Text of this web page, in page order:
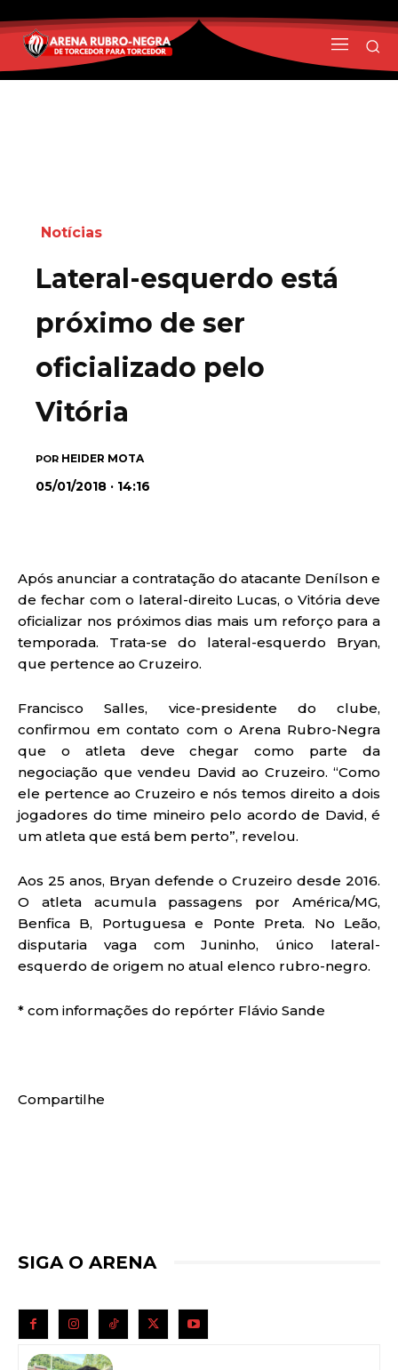
Notícias
Lateral-esquerdo está
próximo de ser
oficializado pelo
Vitória
POR HEIDER MOTA
05/01/2018 · 14:16
Após anunciar a contratação do atacante Denílson e
de fechar com o lateral-direito Lucas, o Vitória deve
oficializar nos próximos dias mais um reforço para a
temporada. Trata-se do lateral-esquerdo Bryan,
que pertence ao Cruzeiro.
Francisco Salles, vice-presidente do clube,
confirmou em contato com o Arena Rubro-Negra
que o atleta deve chegar como parte da
negociação que vendeu David ao Cruzeiro. “Como
ele pertence ao Cruzeiro e nós temos direito a dois
jogadores do time mineiro pelo acordo de David, é
um atleta que está bem perto”, revelou.
Aos 25 anos, Bryan defende o Cruzeiro desde 2016.
O atleta acumula passagens por América/MG,
Benfica B, Portuguesa e Ponte Preta. No Leão,
disputaria vaga com Juninho, único lateral-
esquerdo de origem no atual elenco rubro-negro.
* com informações do repórter Flávio Sande
Compartilhe
SIGA O ARENA